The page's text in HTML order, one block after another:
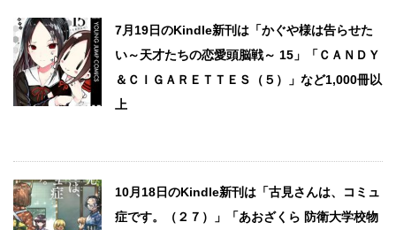
7月19日のKindle新刊は「かぐや様は告らせた
い～天才たちの恋愛頭脳戦～ 15」「ＣＡＮＤＹ
＆ＣＩＧＡＲＥＴＴＥＳ（５）」など1,000冊以
上
10月18日のKindle新刊は「古見さんは、コミュ
症です。（２７）」「あおざくら 防衛大学校物